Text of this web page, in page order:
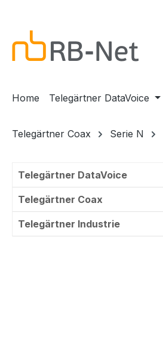
Home Telegärtner DataVoice
Telegärtner Coax Serie N
Telegärtner DataVoice
Telegärtner Coax
Telegärtner Industrie